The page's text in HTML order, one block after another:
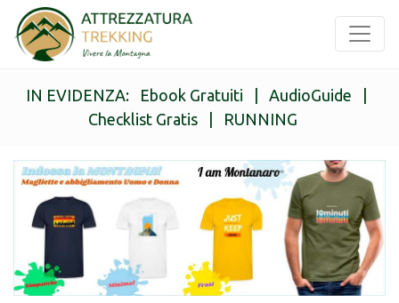
IN EVIDENZA: Ebook Gratuiti AudioGuide
Checklist Gratis| RUNNING